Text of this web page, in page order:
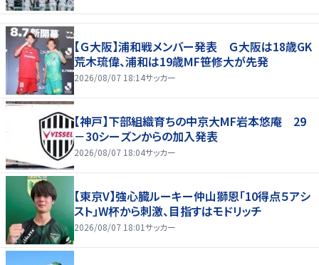
【Ｇ大阪】浦和戦メンバー発表 Ｇ大阪は18歳GK
荒木琉偉、浦和は19歳MF笹修大が先発
2026/08/07 18:14サッカー
【神戸】下部組織育ちの中京大MF岩本悠庵 29
－30シーズンからの加入発表
2026/08/07 18:04サッカー
【東京V】強心臓ルーキー仲山獅恩「10得点５アシ
スト」W杯から刺激、目指すはモドリッチ
2026/08/07 18:01サッカー